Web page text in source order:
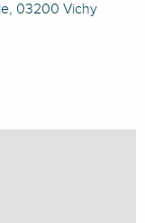
03200 Vichy